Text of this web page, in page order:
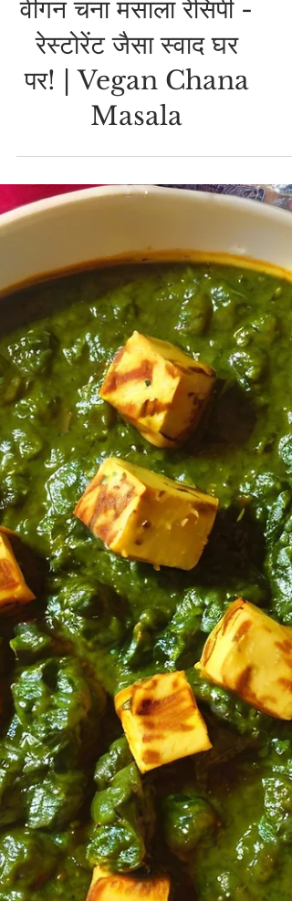
VEGAN RECIPES
वीगन चना मसाला रेसिपी -
रेस्टोरेंट जैसा स्वाद घर
पर! | Vegan Chana
Masala